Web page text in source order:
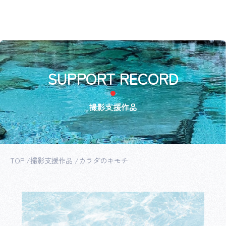
SUPPORT RECORD
撮影支援作品
TOP 撮影支援作品 カラダのキモチ